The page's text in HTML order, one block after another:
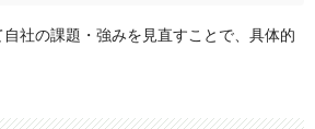
社の課題・強みを見直すことで、具体的